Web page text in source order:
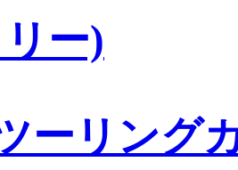
ー)
ーリング